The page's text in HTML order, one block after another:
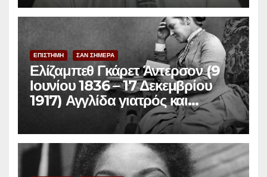
ΕΠΙΣΤΗΜΗ ΣΑΝ ΣΗΜΕΡΑ
Ελίζαμπεθ Γκάρετ Άντερσον (9
Ιουνίου 1836 – 17 Δεκεμβρίου
1917) Αγγλίδα γιατρός και